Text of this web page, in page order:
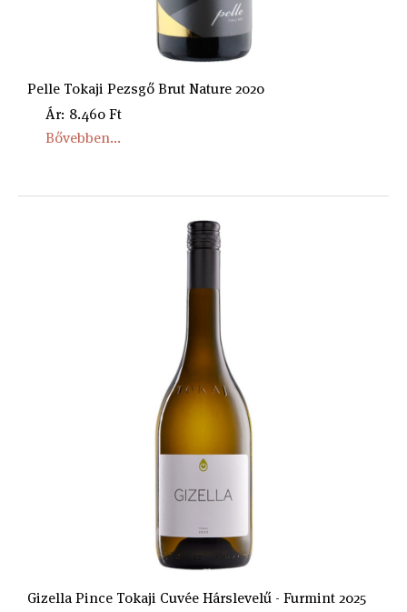
Pelle Tokaji Pezsgő Brut Nature 2020
Ár: 8.460 Ft
Bővebben...
Gizella Pince Tokaji Cuvée Hárslevelű - Furmint 2025